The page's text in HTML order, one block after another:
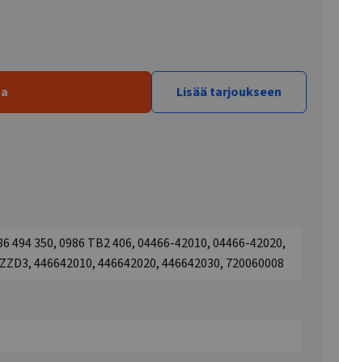
Lisää tarjoukseen
494 350, 0986 TB2 406, 04466-42010, 04466-42020,
446642010, 446642020, 446642030, 720060008